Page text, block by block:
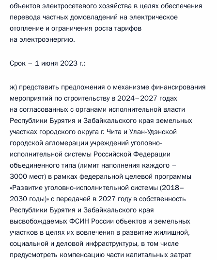
объектов электросетевого хозяйства в целях обеспечения
перевода частных домовладений на электрическое
отопление и ограничения роста тарифов
на электроэнергию.
Срок – 1 июня 2023 г.;
ж) представить предложения о механизме финансирования
мероприятий по строительству в 2024–2027 годах
на согласованных с органами исполнительной власти
Республики Бурятия и Забайкальского края земельных
участках городского округа г. Чита и Улан-Удэнской
городской агломерации учреждений уголовно-
исполнительной системы Российской Федерации
объединенного типа (лимит наполнения каждого –
3000 мест) в рамках федеральной целевой программы
«Развитие уголовно-исполнительной системы (2018–
2030 годы)» с передачей в 2027 году в собственность
Республики Бурятия и Забайкальского края
высвобождаемых ФСИН России объектов и земельных
участков в целях их вовлечения в развитие жилищной,
социальной и деловой инфраструктуры, в том числе
предусмотреть компенсацию части капитальных затрат